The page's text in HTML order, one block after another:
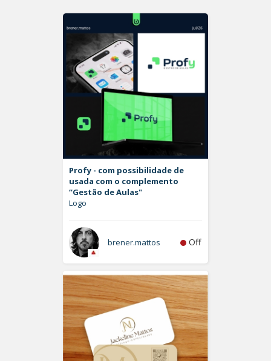
Profy - com possibilidade de
usada com o complemento
“Gestão de Aulas"
Logo
brener.mattos Off